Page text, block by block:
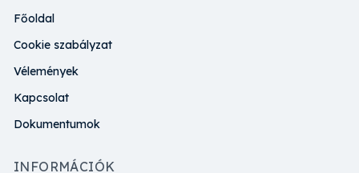
Főoldal
Cookie szabályzat
Vélemények
Kapcsolat
Dokumentumok
INFORMÁCIÓK